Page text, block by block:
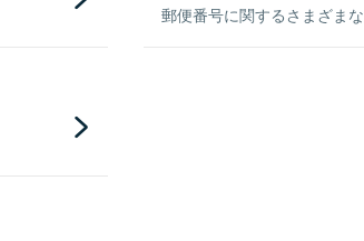
郵便番号に関するさまざま